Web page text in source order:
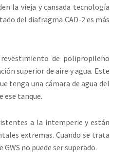
la vieja y cansada tecnología
del diafragma CAD-2 es más
de polipropileno
superior de aire y agua. Este
tenga una cámara de agua del
ese tanque.
a la intemperie y están
extremas. Cuando se trata
no puede ser superado.